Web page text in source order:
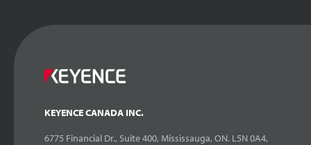
KEYENCE CANADA INC.
6775 Financial Dr., Suite 400, Mississauga, ON. L5N 0A4,